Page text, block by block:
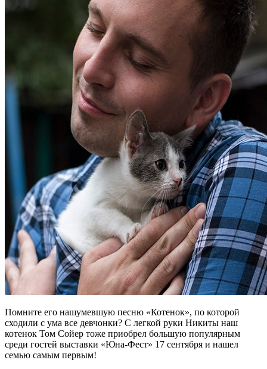
Помните его нашумевшую песню «Котенок», по которой
сходили с ума все девчонки? С легкой руки Никиты наш
котенок Том Сойер тоже приобрел большую популярным
среди гостей выставки «Юна-Фест» 17 сентября и нашел
семью самым первым!